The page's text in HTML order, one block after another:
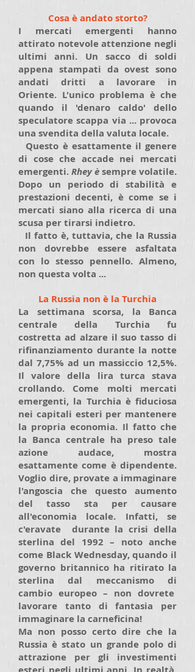
Cosa è andato storto?
I mercati emergenti hanno
attirato notevole attenzione negli
ultimi anni. Un sacco di soldi
appena stampati da ovest sono
andati dritti a lavorare in
Oriente. L'unico problema è che
quando il 'denaro caldo' dello
speculatore scappa via ... provoca
una svendita della valuta locale.
Questo è esattamente il genere
di cose che accade nei mercati
emergenti.Rhey èsempre volatile.
Dopo un periodo di stabilità e
prestazioni decenti, è come se i
mercati siano alla ricerca di una
scusa per tirarsi indietro.
Il fatto è, tuttavia, che la Russia
non dovrebbe essere asfaltata
con lo stesso pennello. Almeno,
non questa volta ...
La Russia non è la Turchia
La settimana scorsa, la Banca
centrale della Turchia fu
costretta ad alzare il suo tasso di
rifinanziamento durante la notte
dal 7,75% ad un massiccio 12,5%.
Il valore della lira turca stava
crollando. Come molti mercati
emergenti, la Turchia è fiduciosa
nei capitali esteri per mantenere
la propria economia. Il fatto che
la Banca centrale ha preso tale
azione audace, mostra
esattamente come è dipendente.
Voglio dire, provate a immaginare
l'angoscia che questo aumento
del tasso sta per causare
all'economia locale. Infatti, se
c'eravate durante la crisi della
sterlina del 1992 – noto anche
come Black Wednesday, quando il
governo britannico ha ritirato la
sterlina dal meccanismo di
cambio europeo – non dovrete
lavorare tanto di fantasia per
immaginare la carneficina!
Ma non posso certo dire che la
Russia è stato un grande polo di
attrazione per gli investimenti